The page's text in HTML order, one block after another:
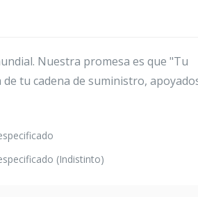
Nuestra promesa es que "Tu
tu cadena de suministro,
(Indistinto)